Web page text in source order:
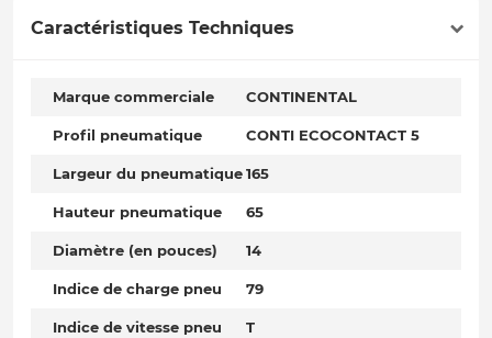
Caractéristiques Techniques
Marque commerciale CONTINENTAL
Profil pneumatique CONTI ECOCONTACT 5
Largeur du pneumatique165
Hauteur pneumatique 65
Diamètre (en pouces) 14
Indice de charge pneu 79
Indice de vitesse pneu T